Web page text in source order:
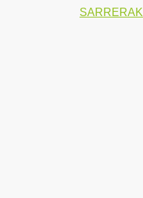
SARRERAK